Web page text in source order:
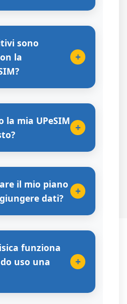
sono
la
+
la mia UPeSIM +
il mio piano
dati?
+
funziona
uso una
+